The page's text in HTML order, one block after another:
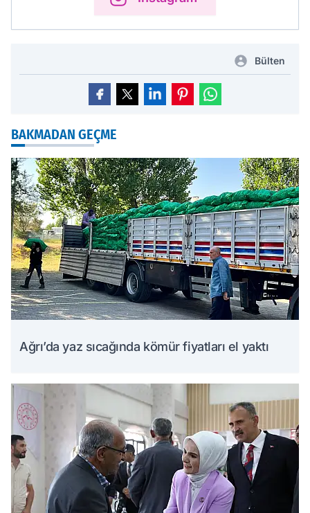
Bülten
BAKMADAN GEÇME
Ağrı’da yaz sıcağında kömür fiyatları el yaktı